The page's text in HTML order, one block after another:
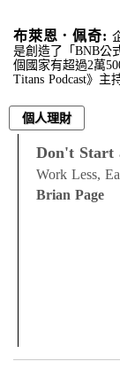
布萊恩．佩奇:
是創造了「BNB公
個國家有超過2萬
Titans Podcast》主
個人理財
Don't Start
Work Less,
Brian Page